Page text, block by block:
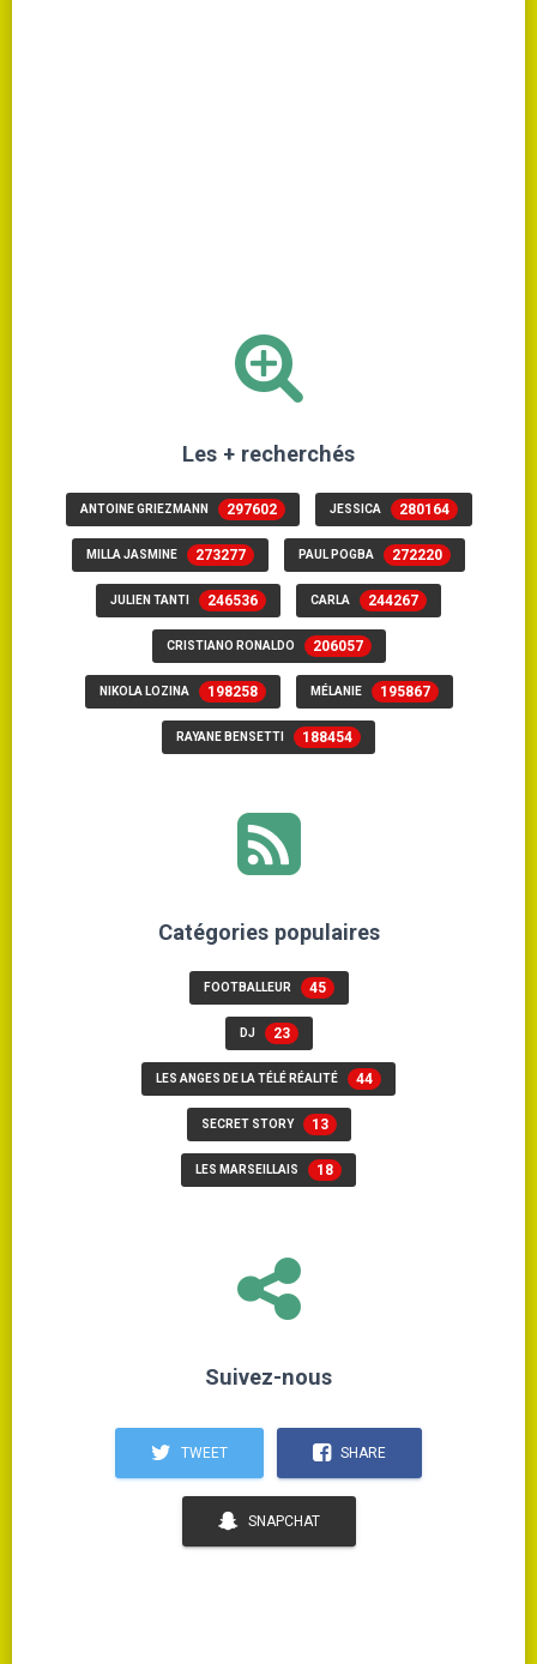
Les + recherchés
ANTOINE GRIEZMANN 297602 JESSICA 280164
MILLA JASMINE 273277 PAUL POGBA 272220
JULIEN TANTI 246536 CARLA 244267
CRISTIANO RONALDO 206057
NIKOLA LOZINA 198258 MÉLANIE 195867
RAYANE BENSETTI 188454
Catégories populaires
FOOTBALLEUR 45
DJ 23
LES ANGES DE LA TÉLÉ RÉALITÉ 44
SECRET STORY 13
LES MARSEILLAIS 18
Suivez-nous
TWEET SHARE
SNAPCHAT